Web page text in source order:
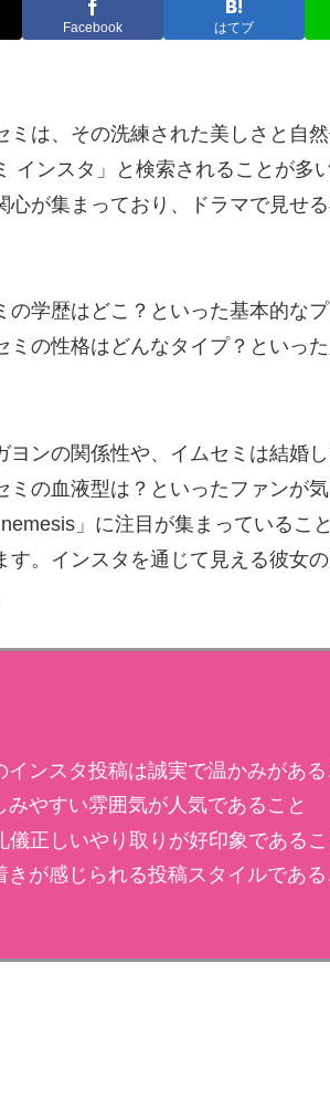
Facebook はてブ
ミは、その洗練された美しさと自
インスタ」と検索されることが多
心が集まっており、ドラマで見せ
の学歴はどこ？といった基本的な
ミの性格はどんなタイプ？といっ
ヨンの関係性や、イムセミは結婚
の血液型は？といったファンが
」に注目が集まっているこ
す。インスタを通じて見える彼女
インスタ投稿は誠実で温かみがある
みやすい雰囲気が人気であること
儀正しいやり取りが好印象であるこ
きが感じられる投稿スタイルである